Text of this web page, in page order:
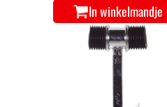
In winkelmandje